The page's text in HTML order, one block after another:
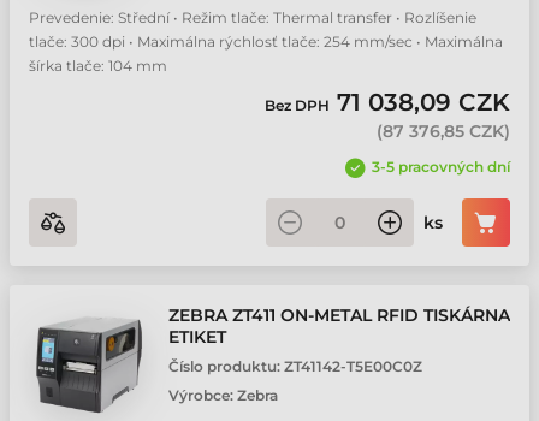
Prevedenie: Střední • Režim tlače: Thermal transfer • Rozlíšenie
tlače: 300 dpi • Maximálna rýchlosť tlače: 254 mm/sec • Maximálna
šírka tlače: 104 mm
Bez DPH 71 038,09 CZK
(87 376,85 CZK)
3-5 pracovných dní
ks
ZEBRA ZT411 ON-METAL RFID TISKÁRNA
ETIKET
Číslo produktu: ZT41142-T5E00C0Z
Výrobce: Zebra